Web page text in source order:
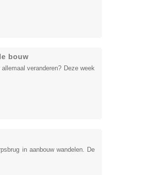
bouw
veranderen? Deze week
in aanbouw wandelen. De